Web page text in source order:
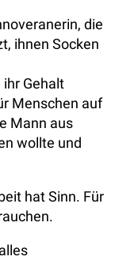
die
ihnen Socken
Gehalt
Menschen auf
Mann aus
wollte und
hat Sinn. Für